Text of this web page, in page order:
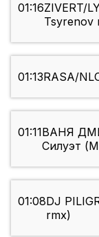
01:16ZIVERT/
Tsyrenov
01:13RASA/
01:11ВАНЯ
Силуэт
01:08DJ
rmx)